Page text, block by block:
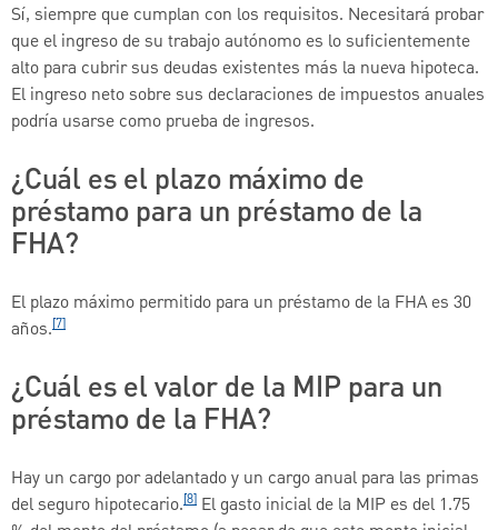
Sí, siempre que cumplan con los requisitos. Necesitará probar
que el ingreso de su trabajo autónomo es lo suficientemente
alto para cubrir sus deudas existentes más la nueva hipoteca.
El ingreso neto sobre sus declaraciones de impuestos anuales
podría usarse como prueba de ingresos.
¿Cuál es el plazo máximo de
préstamo para un préstamo de la
FHA?
El plazo máximo permitido para un préstamo de la FHA es 30
años.[7]
¿Cuál es el valor de la MIP para un
préstamo de la FHA?
Hay un cargo por adelantado y un cargo anual para las primas
del seguro hipotecario.[8] El gasto inicial de la MIP es del 1.75